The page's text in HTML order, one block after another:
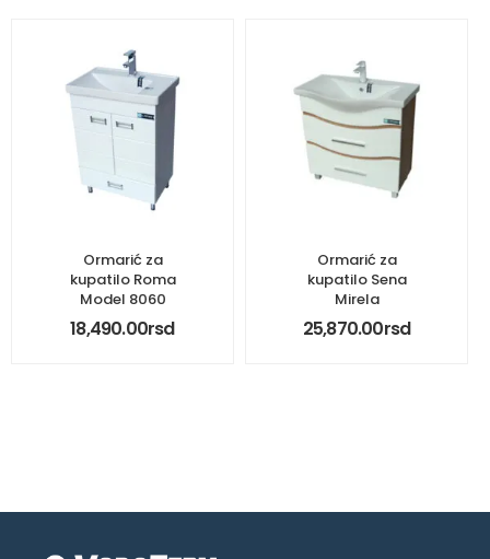
Ormarić za
kupatilo Roma
Model 8060
18,490.00rsd
Ormarić za
kupatilo Sena
Mirela
25,870.00rsd